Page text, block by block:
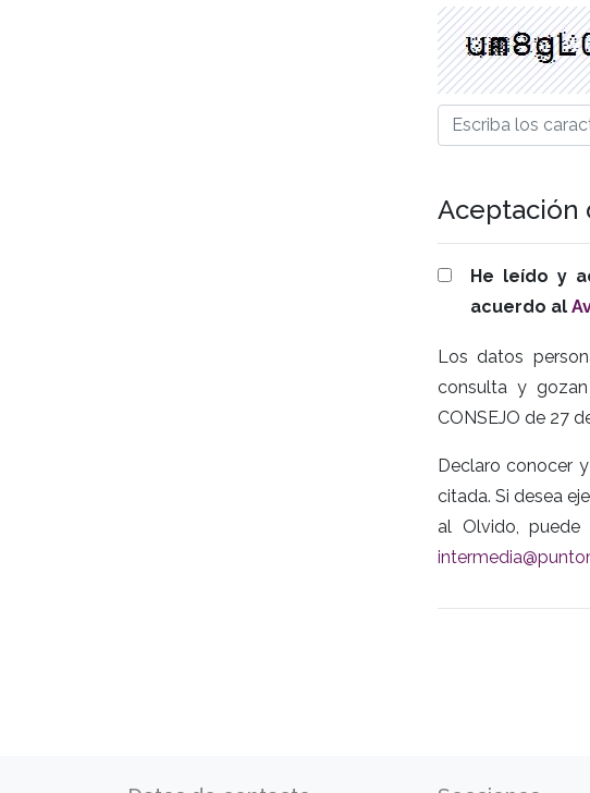
Aceptación
He leído y
acuerdo al
Los datos
consulta y gozan
CONSEJO de 27
Declaro conocer
citada. Si desea
al Olvido,